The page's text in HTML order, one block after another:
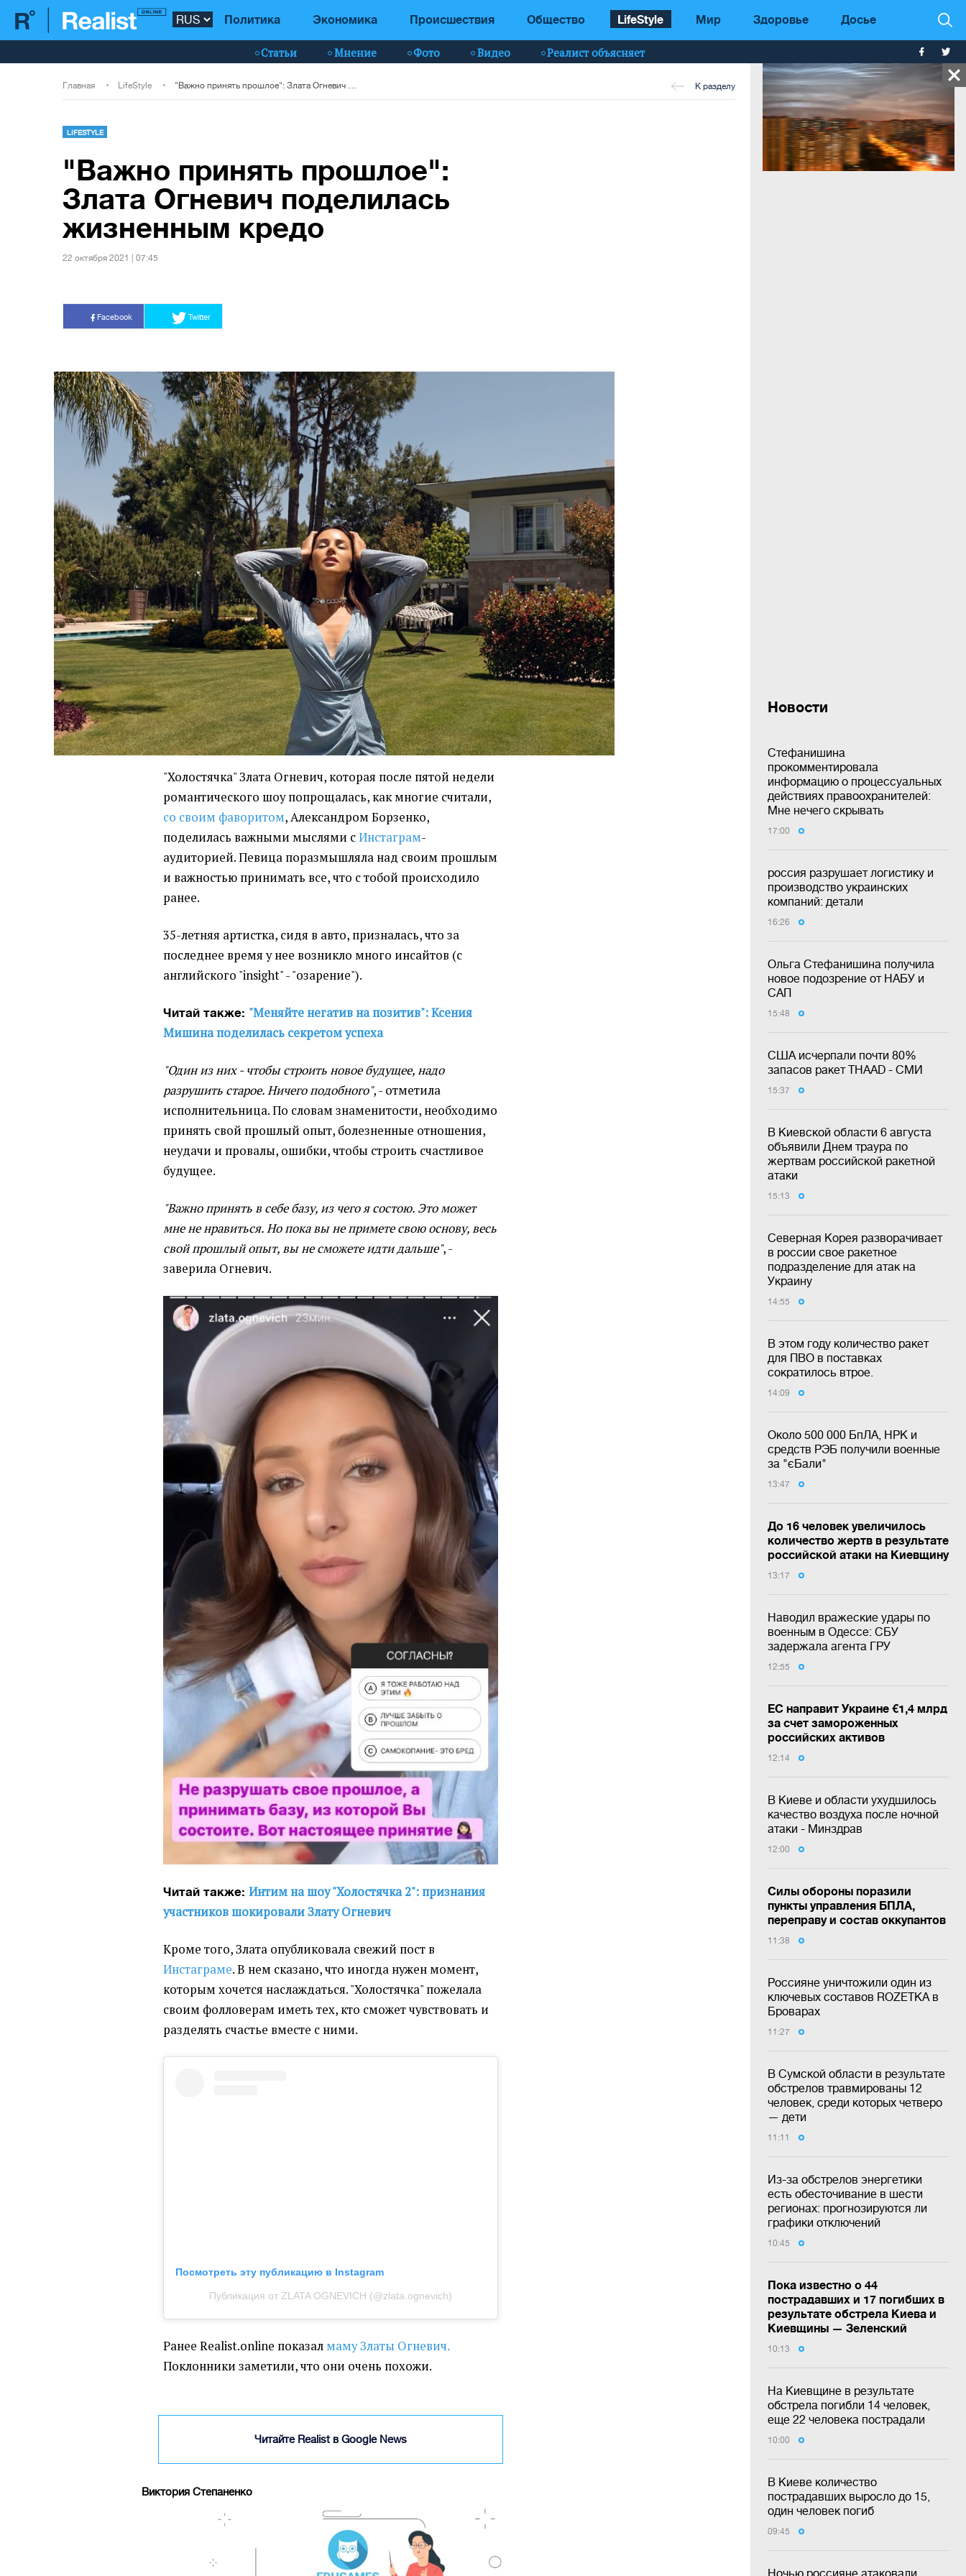
Политика Экономика Происшествия Общество LifeStyle Мир Здоровье Досье
Статьи Мнение Фото Видео Реалист объясняет
Новости
Стефанишина
прокомментировала
информацию о процессуальных
действиях правоохранителей:
Мне нечего скрывать
17:00
россия разрушает логистику и
производство украинских
компаний: детали
16:26
Ольга Стефанишина получила
новое подозрение от НАБУ и
САП
15:48
США исчерпали почти 80%
запасов ракет THAAD - СМИ
15:37
В Киевской области 6 августа
объявили Днем траура по
жертвам российской ракетной
атаки
15:13
Северная Корея разворачивает
в россии свое ракетное
подразделение для атак на
Украину
14:55
В этом году количество ракет
для ПВО в поставках
сократилось втрое.
14:09
Около 500 000 БпЛА, НРК и
средств РЭБ получили военные
за "єБали"
13:47
До 16 человек увеличилось
количество жертв в результате
российской атаки на Киевщину
13:17
Наводил вражеские удары по
военным в Одессе: СБУ
задержала агента ГРУ
12:55
ЕС направит Украине €1,4 млрд
за счет замороженных
российских активов
12:14
В Киеве и области ухудшилось
качество воздуха после ночной
атаки - Минздрав
12:00
Силы обороны поразили
пункты управления БПЛА,
переправу и состав оккупантов
11:38
Россияне уничтожили один из
ключевых составов ROZETKA в
Броварах
11:27
В Сумской области в результате
обстрелов травмированы 12
человек, среди которых четверо
— дети
11:11
Из-за обстрелов энергетики
есть обесточивание в шести
регионах: прогнозируются ли
графики отключений
10:45
Пока известно о 44
пострадавших и 17 погибших в
результате обстрела Киева и
Киевщины — Зеленский
10:13
На Киевщине в результате
обстрела погибли 14 человек,
еще 22 человека пострадали
10:00
В Киеве количество
пострадавших выросло до 15,
один человек погиб
09:45
Ночью россияне атаковали
Главная LifeStyle К разделу
LIFESTYLE
"Важно принять прошлое":
Злата Огневич поделилась
жизненным кредо
22 октября 2021 | 07:45
Facebook Twitter
"Холостячка" Злата Огневич, которая после пятой недели
романтического шоу попрощалась, как многие считали,
со своим фаворитом, Александром Борзенко,
поделилась важными мыслями сИнстаграм-
аудиторией. Певица поразмышляла над своим прошлым
и важностью принимать все, что с тобой происходило
ранее.
35-летняя артистка, сидя в авто, призналась, что за
последнее время у нее возникло много инсайтов (с
английского "insight" - "озарение").
Читай также: "Меняйте негатив на позитив": Ксения
Мишина поделилась секретом успеха
"Один из них - чтобы строить новое будущее, надо
разрушить старое. Ничего подобного", - отметила
исполнительница. По словам знаменитости, необходимо
принять свой прошлый опыт, болезненные отношения,
неудачи и провалы, ошибки, чтобы строить счастливое
будущее.
"Важно принять в себе базу, из чего я состою. Это может
мне не нравиться. Но пока вы не примете свою основу, весь
свой прошлый опыт, вы не сможете идти дальше", -
заверила Огневич.
Читай также:Интим на шоу "Холостячка 2": признания
участников шокировали Злату Огневич
Кроме того, Злата опубликовала свежий пост в
Инстаграме. В нем сказано, что иногда нужен момент,
которым хочется наслаждаться. "Холостячка" пожелала
своим фолловерам иметь тех, кто сможет чувствовать и
разделять счастье вместе с ними.
Посмотреть эту публикацию в Instagram
Публикация от ZLATA OGNEVICH (@zlata.ognevich)
Ранее Realist.online показал маму Златы Огневич.
Поклонники заметили, что они очень похожи.
Читайте Realist в Google News
Виктория Степаненко